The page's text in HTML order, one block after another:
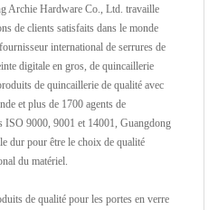
Archie Hardware Co., Ltd. travaille
de clients satisfaits dans le monde
international de serrures de
digitale en gros, de quincaillerie
de quincaillerie de qualité avec
et plus de 1700 agents de
ISO 9000, 9001 et 14001, Guangdong
dur pour être le choix de qualité
du matériel.
de qualité pour les portes en verre